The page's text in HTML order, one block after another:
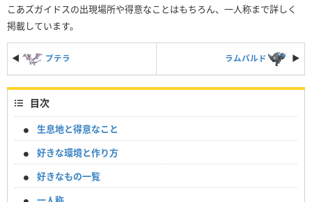
こあズガイドスの出現場所や得意なことはもちろん、一人称まで詳しく
掲載しています。
◀ プテラ ラムパルド ▶︎
目次
生息地と得意なこと
好きな環境と作り方
好きなもの一覧